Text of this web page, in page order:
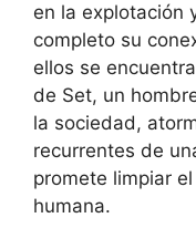
en la explotación
completo su
ellos se
de Set, un
la sociedad,
recurrentes de
promete limpiar
humana.